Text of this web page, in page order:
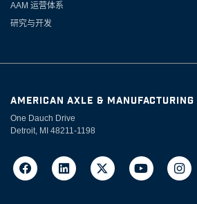
AAM 运营体系
研究与开发
AMERICAN AXLE & MANUFACTURING
One Dauch Drive
Detroit, MI 48211-1198